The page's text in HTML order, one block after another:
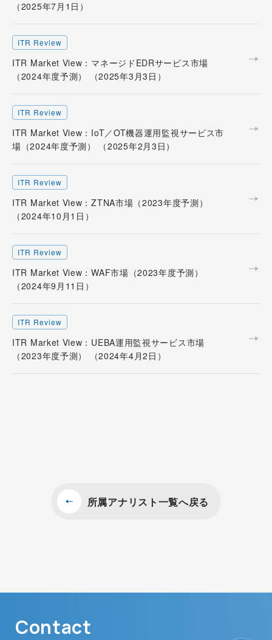
（2025年7月1日）
ITR Review
ITR Market View：マネージドEDRサービス市場
（2024年度予測） （2025年3月3日）
ITR Review
ITR Market View：IoT／OT機器運用監視サービス市
場（2024年度予測） （2025年2月3日）
ITR Review
ITR Market View：ZTNA市場（2023年度予測）
（2024年10月1日）
ITR Review
ITR Market View：WAF市場（2023年度予測）
（2024年9月11日）
ITR Review
ITR Market View：UEBA運用監視サービス市場
（2023年度予測） （2024年4月2日）
所属アナリスト一覧へ戻る
Contact